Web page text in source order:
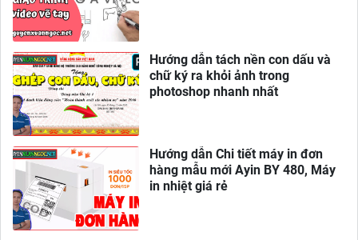
Hướng dẫn tách nền con dấu và
chữ ký ra khỏi ảnh trong
photoshop nhanh nhất
Hướng dẫn Chi tiết máy in đơn
hàng mẫu mới Ayin BY 480, Máy
in nhiệt giá rẻ